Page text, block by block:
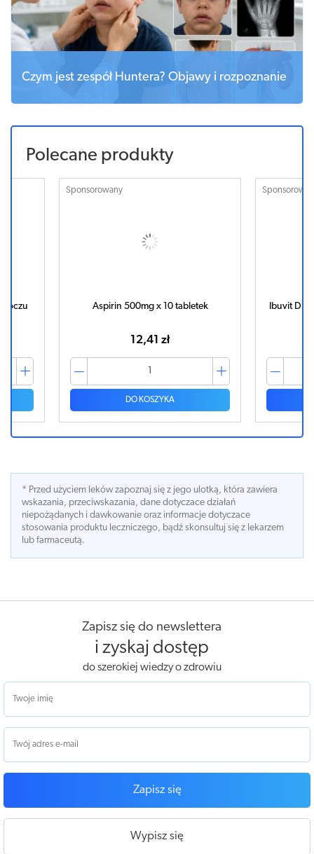
Czym jest zespół Huntera? Objawy i rozpoznanie
Polecane produkty
oczu
Sponsorowany
Aspirin 500mg x 10 tabletek
12,41 zł
DO KOSZYKA
Ibuvit D3
* Przed użyciem leków zapoznaj się z jego ulotką, która zawiera
wskazania, przeciwskazania, dane dotyczace działań
niepożądanych i dawkowanie oraz informacje dotyczace
stosowania produktu leczniczego, bądź skonsultuj się z lekarzem
lub farmaceutą.
Zapisz się do newslettera
i zyskaj dostęp
do szerokiej wiedzy o zdrowiu
Zapisz się
Wypisz się